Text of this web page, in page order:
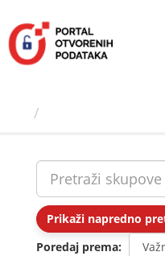
sadržaj
Prikaži napredno
Poredaj prema